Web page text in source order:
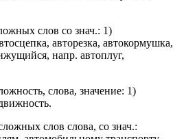
слов со знач.: 1)
авторезка, автокормушка,
напр. автоплуг,
слова, значение: 1)
слов слова, со знач.: